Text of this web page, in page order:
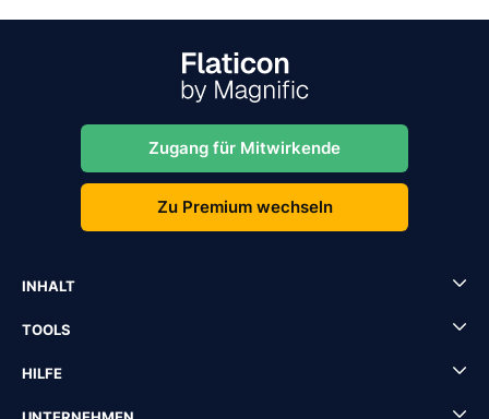
Zugang für Mitwirkende
Zu Premium wechseln
INHALT
TOOLS
HILFE